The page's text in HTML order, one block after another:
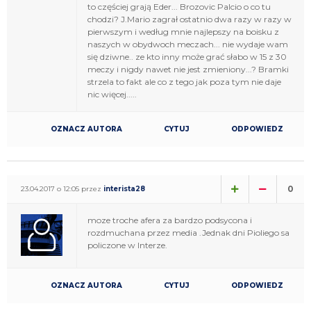
to częściej grają Eder... Brozovic Palcio o co tu
chodzi? J.Mario zagrał ostatnio dwa razy w razy w
pierwszym i według mnie najlepszy na boisku z
naszych w obydwoch meczach... nie wydaje wam
się dziwne.. ze kto inny może grać słabo w 15 z 30
meczy i nigdy nawet nie jest zmieniony...? Bramki
strzela to fakt ale co z tego jak poza tym nie daje
nic więcej.....
OZNACZ AUTORA CYTUJ ODPOWIEDZ
23.04.2017 o 12:05 przez interista28 0
moze troche afera za bardzo podsycona i
rozdmuchana przez media .Jednak dni Pioliego sa
policzone w Interze.
OZNACZ AUTORA CYTUJ ODPOWIEDZ